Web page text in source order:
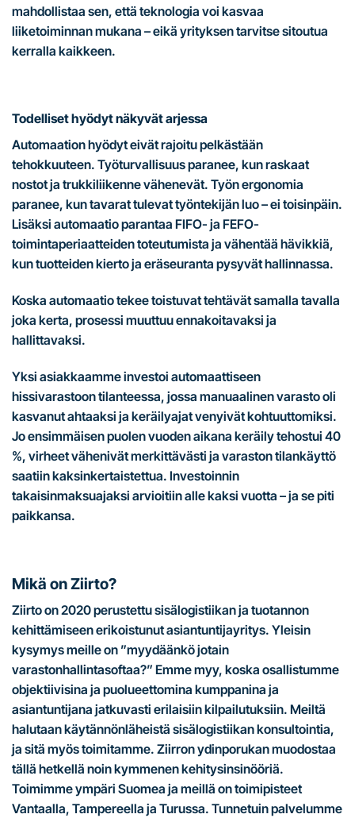
mahdollistaa sen, että teknologia voi kasvaa
liiketoiminnan mukana – eikä yrityksen tarvitse sitoutua
kerralla kaikkeen.
Todelliset hyödyt näkyvät arjessa
Automaation hyödyt eivät rajoitu pelkästään
tehokkuuteen. Työturvallisuus paranee, kun raskaat
nostot ja trukkiliikenne vähenevät. Työn ergonomia
paranee, kun tavarat tulevat työntekijän luo – ei toisinpäin.
Lisäksi automaatio parantaa FIFO- ja FEFO-
toimintaperiaatteiden toteutumista ja vähentää hävikkiä,
kun tuotteiden kierto ja eräseuranta pysyvät hallinnassa.
Koska automaatio tekee toistuvat tehtävät samalla tavalla
joka kerta, prosessi muuttuu ennakoitavaksi ja
hallittavaksi.
Yksi asiakkaamme investoi automaattiseen
hissivarastoon tilanteessa, jossa manuaalinen varasto oli
kasvanut ahtaaksi ja keräilyajat venyivät kohtuuttomiksi.
Jo ensimmäisen puolen vuoden aikana keräily tehostui 40
%, virheet vähenivät merkittävästi ja varaston tilankäyttö
saatiin kaksinkertaistettua. Investoinnin
takaisinmaksuajaksi arvioitiin alle kaksi vuotta – ja se piti
paikkansa.
Mikä on Ziirto?
Ziirto on 2020 perustettu sisälogistiikan ja tuotannon
kehittämiseen erikoistunut asiantuntijayritys. Yleisin
kysymys meille on ”myydäänkö jotain
varastonhallintasoftaa?” Emme myy, koska osallistumme
objektiivisina ja puolueettomina kumppanina ja
asiantuntijana jatkuvasti erilaisiin kilpailutuksiin. Meiltä
halutaan käytännönläheistä sisälogistiikan konsultointia,
ja sitä myös toimitamme. Ziirron ydinporukan muodostaa
tällä hetkellä noin kymmenen kehitysinsinööriä.
Toimimme ympäri Suomea ja meillä on toimipisteet
Vantaalla, Tampereella ja Turussa. Tunnetuin palvelumme